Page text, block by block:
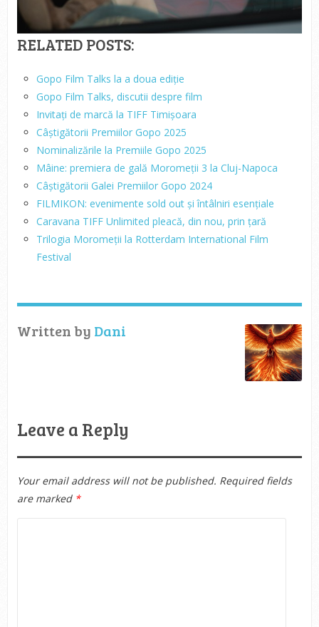
RELATED POSTS:
Gopo Film Talks la a doua ediție
Gopo Film Talks, discutii despre film
Invitați de marcă la TIFF Timișoara
Câștigătorii Premiilor Gopo 2025
Nominalizările la Premiile Gopo 2025
Mâine: premiera de gală Moromeții 3 la Cluj-Napoca
Câștigătorii Galei Premiilor Gopo 2024
FILMIKON: evenimente sold out și întâlniri esențiale
Caravana TIFF Unlimited pleacă, din nou, prin țară
Trilogia Moromeții la Rotterdam International Film
Festival
Written by Dani
Leave a Reply
Your email address will not be published. Required fields
are marked *